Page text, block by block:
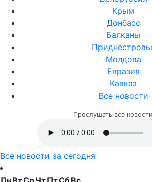
Крым
Донбасс
Балканы
Молдова
Евразия
Кавказ
Все новости
Прослушать все новости
Все новости за сегодня